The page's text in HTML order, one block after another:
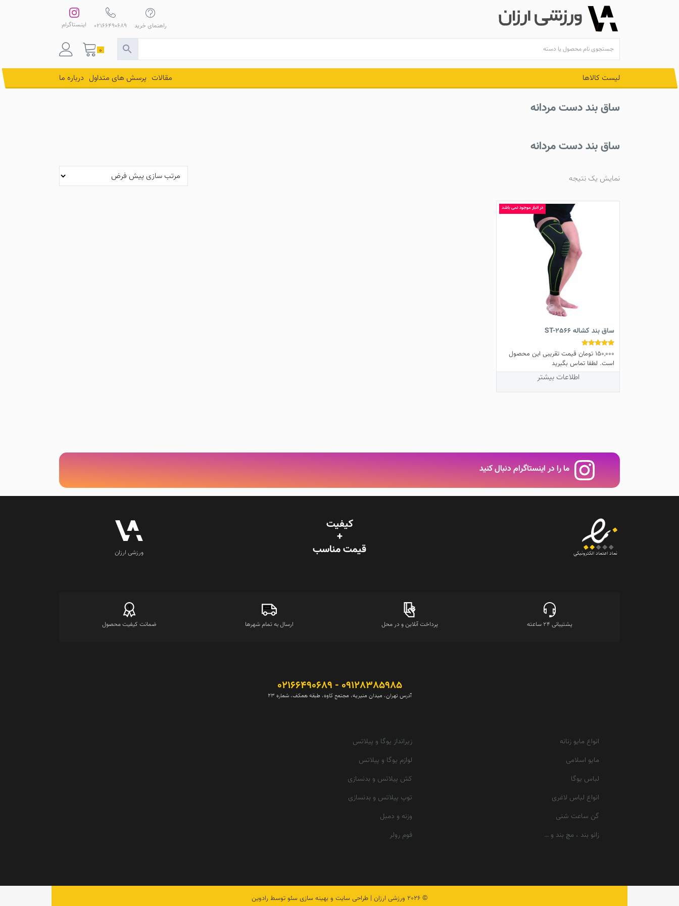
0
راهنمای خرید 02166490689 اینستاگرام
لیست کالاها مقالات پرسش های متداول درباره ما
ساق بند دست مردانه
ساق بند دست مردانه
نمایش یک نتیجه
در انبار موجود نمی باشد
ساق بند کشاله ST-2566
نمره
5.00
از 5
150,000 تومان قیمت تقریبی این محصول
است. لطفا تماس بگیرید
اطلاعات بیشتر
ما را در اینستاگرام دنبال کنید
نماد اعتماد الکترونیکی
کیفیت
+
قیمت‌ مناسب ورزشی ارزان
پشتیبانی 24 ساعته پرداخت آنلاین و در محل ارسال به تمام شهرها ضمانت کیفیت محصول
09128385985 - 02166490689
آدرس تهران، میدان منیریه، مجتمع کاوه، طبقه همکف، شماره 23
انواع مایو زنانه
مایو اسلامی
لباس یوگا
انواع لباس لاغری
گن ساعت شنی
زانو بند ، مچ بند و …
زیرانداز یوگا و پیلاتس
لوازم یوگا و پیلاتس
کش پیلاتس و بدنسازی
توپ پیلاتس و بدنسازی
وزنه و دمبل
فوم رولر
© 2026 ورزشی ارزان | طراحی سایت و بهینه سازی سئو توسط رادوین